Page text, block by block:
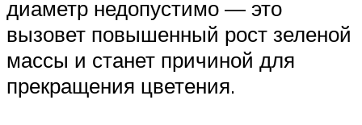
диаметр недопустимо — это
вызовет повышенный рост зеленой
массы и станет причиной для
прекращения цветения.